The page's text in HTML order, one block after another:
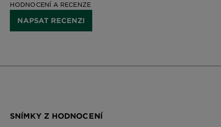
HODNOCENÍ A RECENZE
NAPSAT RECENZI
SNÍMKY Z HODNOCENÍ